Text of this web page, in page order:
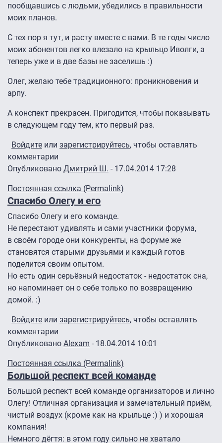
пообщавшись с людьми, убедились в правильности
моих планов.
С тех пор я тут, и расту вместе с вами. В те годы число
моих абонентов легко влезало на крыльцо Иволги, а
теперь уже и в две базы не заселишь :)
Олег, желаю тебе традиционного: проникновения и
арпу.
А конспект прекрасен. Пригодится, чтобы показывать
в следующем году тем, кто первый раз.
Войдите или зарегистрируйтесь, чтобы оставлять
комментарии
Опубликовано Дмитрий Ш. - 17.04.2014 17:28
Постоянная ссылка (Permalink)
Спасибо Олегу и его
Спасибо Олегу и его команде.
Не перестают удивлять и сами участники форума,
в своём городе они конкуренты, на форуме же
становятся старыми друзьями и каждый готов
поделится своим опытом.
Но есть один серьёзный недостаток - недостаток сна,
но напоминает он о себе только по возвращению
домой. :)
Войдите или зарегистрируйтесь, чтобы оставлять
комментарии
Опубликовано Alexam - 18.04.2014 10:01
Постоянная ссылка (Permalink)
Большой респект всей команде
Большой респект всей команде организаторов и лично
Олегу! Отличная организация и замечательный приём,
чистый воздух (кроме как на крыльце :) ) и хорошая
компания!
Немного дёгтя: в этом году сильно не хватало